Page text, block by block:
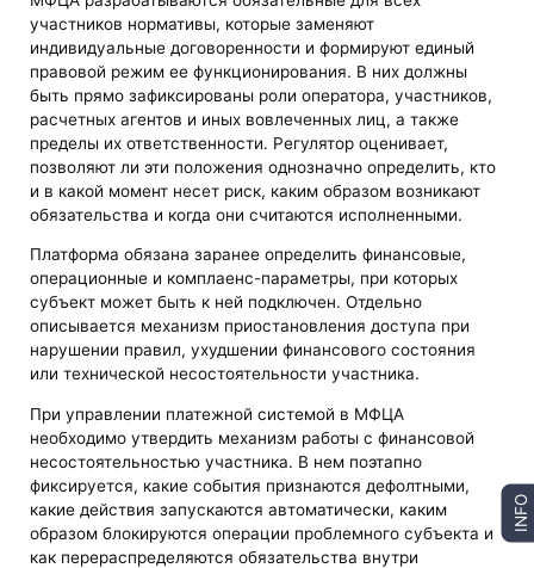
участников нормативы, которые заменяют
индивидуальные договоренности и формируют единый
правовой режим ее функционирования. В них должны
быть прямо зафиксированы роли оператора, участников,
расчетных агентов и иных вовлеченных лиц, а также
пределы их ответственности. Регулятор оценивает,
позволяют ли эти положения однозначно определить, кто
и в какой момент несет риск, каким образом возникают
обязательства и когда они считаются исполненными.
Платформа обязана заранее определить финансовые,
операционные и комплаенс-параметры, при которых
субъект может быть к ней подключен. Отдельно
описывается механизм приостановления доступа при
нарушении правил, ухудшении финансового состояния
или технической несостоятельности участника.
При управлении платежной системой в МФЦА
необходимо утвердить механизм работы с финансовой
несостоятельностью участника. В нем поэтапно
фиксируется, какие события признаются дефолтными,
какие действия запускаются автоматически, каким
образом блокируются операции проблемного субъекта и
как перераспределяются обязательства внутри
INFO